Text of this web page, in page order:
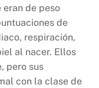
eran de peso
de
respiración,
al nacer. Ellos
pero sus
con la clase de